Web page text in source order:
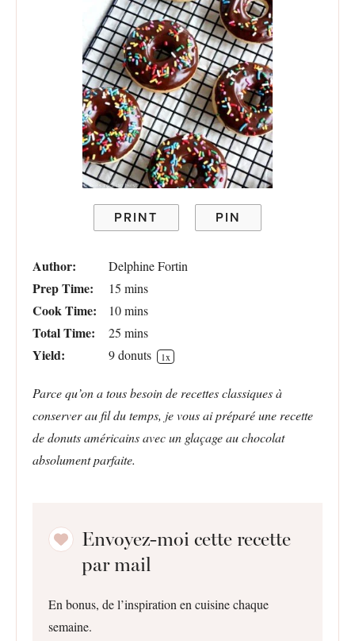
PRINT PIN
Author: Delphine Fortin
Prep Time: 15 mins
Cook Time: 10 mins
Total Time: 25 mins
Yield: 9donuts 1x
Parce qu’on a tous besoin de recettes classiques à
conserver au fil du temps, je vous ai préparé une recette
de donuts américains avec un glaçage au chocolat
absolument parfaite.
Envoyez-moi cette recette
par mail
En bonus, de l’inspiration en cuisine chaque
semaine.